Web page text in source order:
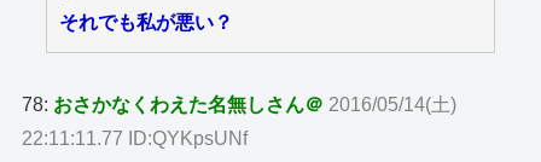
それでも私が悪い？
78: おさかなくわえた名無しさん＠ 2016/05/14(土)
22:11:11.77 ID:QYKpsUNf